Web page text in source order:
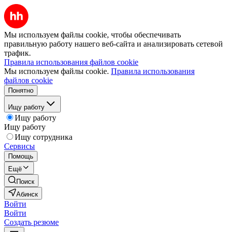
Мы используем файлы cookie, чтобы обеспечивать
правильную работу нашего веб-сайта и анализировать сетевой
трафик.
Правила использования файлов cookie
Мы используем файлы cookie. Правила использования
файлов cookie
Понятно
Ищу работу
Ищу работу
Ищу работу
Ищу сотрудника
Сервисы
Помощь
Ещё
Поиск
Абинск
Войти
Войти
Создать резюме